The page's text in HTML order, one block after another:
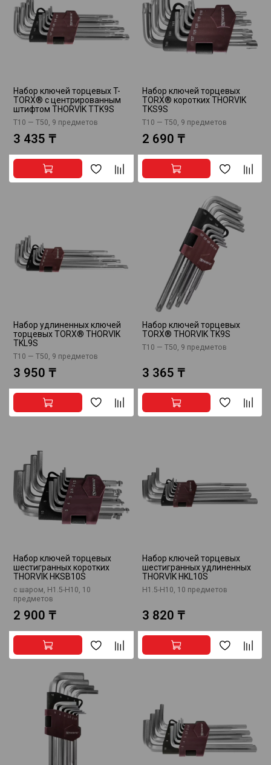
Набор ключей торцевых T-
TORX® с центрированным
штифтом THORVIK TTK9S
Т10 — T50, 9 предметов
3 435 ₸
Набор ключей торцевых
TORX® коротких THORVIK
TKS9S
Т10 — T50, 9 предметов
2 690 ₸
Набор удлиненных ключей
торцевых TORX® THORVIK
TKL9S
Т10 — T50, 9 предметов
3 950 ₸
Набор ключей торцевых
TORX® THORVIK TK9S
Т10 — T50, 9 предметов
3 365 ₸
Набор ключей торцевых
шестигранных коротких
THORVIK HKSB10S
с шаром, H1.5-H10, 10
предметов
2 900 ₸
Набор ключей торцевых
шестигранных удлиненных
THORVIK HKL10S
H1.5-H10, 10 предметов
3 820 ₸